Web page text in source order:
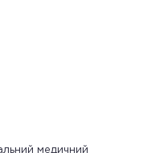
медичний